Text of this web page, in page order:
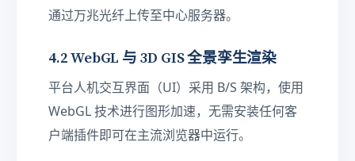
通过万兆光纤上传至中心服务器。
4.2 WebGL 与 3D GIS 全景孪生渲染
平台人机交互界面（UI）采用 B/S 架构，使用
WebGL 技术进行图形加速，无需安装任何客
户端插件即可在主流浏览器中运行。